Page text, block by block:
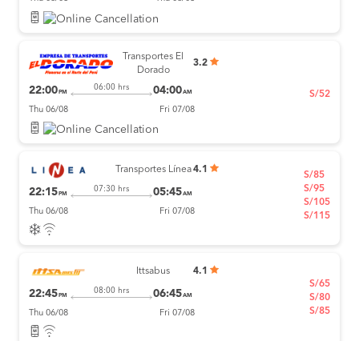
Transportes El
Dorado
3.2
22:00 PM
06:00 hrs 04:00AM
Thu 06/08 Fri 07/08
S/52
Transportes Línea 4.1
22:15 PM
07:30 hrs 05:45AM
Thu 06/08 Fri 07/08
S/85
S/95
S/105
S/115
Ittsabus 4.1
22:45 PM
08:00 hrs 06:45AM
Thu 06/08 Fri 07/08
S/65
S/80
S/85